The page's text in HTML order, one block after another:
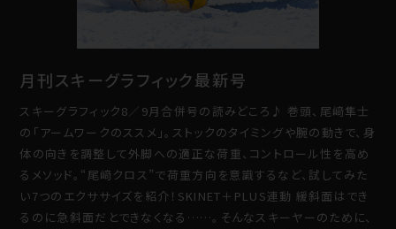
月刊スキーグラフィック最新号
スキーグラフィック8／9月合併号の読みどころ♪ 巻頭、尾﨑隼士
の「アームワークのススメ」。ストックのタイミングや腕の動きで、身
体の向きを調整して外脚への適正な荷重、コントロール性を高め
るメソッド。“尾﨑クロス”で荷重方向を意識するなど、試してみた
い7つのエクササイズを紹介！SKINET＋PLUS連動 緩斜面はでき
るのに急斜面だとできなくなる……。そんなスキーヤーのために、